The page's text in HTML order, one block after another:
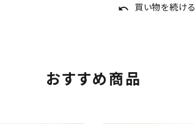
undo 買い物を続ける
おすすめ商品